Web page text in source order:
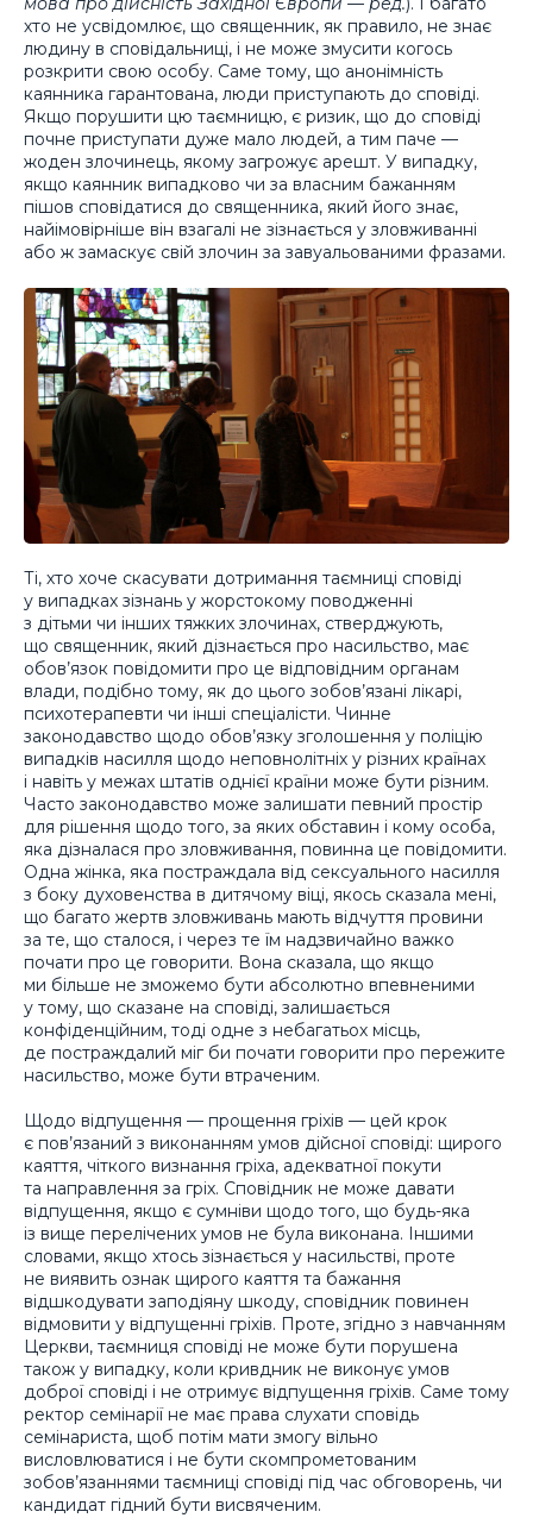
хто не усвідомлює, що священник, як правило, не знає
людину в сповідальниці, і не може змусити когось
розкрити свою особу. Саме тому, що анонімність
каянника гарантована, люди приступають до сповіді.
Якщо порушити цю таємницю, є ризик, що до сповіді
почне приступати дуже мало людей, а тим паче —
жоден злочинець, якому загрожує арешт. У випадку,
якщо каянник випадково чи за власним бажанням
пішов сповідатися до священника, який його знає,
найімовірніше він взагалі не зізнається у зловживанні
або ж замаскує свій злочин за завуальованими фразами.
Ті, хто хоче скасувати дотримання таємниці сповіді
у випадках зізнань у жорстокому поводженні
з дітьми чи інших тяжких злочинах, стверджують,
що священник, який дізнається про насильство, має
обов’язок повідомити про це відповідним органам
влади, подібно тому, як до цього зобов’язані лікарі,
психотерапевти чи інші спеціалісти. Чинне
законодавство щодо обов’язку зголошення у поліцію
випадків насилля щодо неповнолітніх у різних країнах
і навіть у межах штатів однієї країни може бути різним.
Часто законодавство може залишати певний простір
для рішення щодо того, за яких обставин і кому особа,
яка дізналася про зловживання, повинна це повідомити.
Одна жінка, яка постраждала від сексуального насилля
з боку духовенства в дитячому віці, якось сказала мені,
що багато жертв зловживань мають відчуття провини
за те, що сталося, і через те їм надзвичайно важко
почати про це говорити. Вона сказала, що якщо
ми більше не зможемо бути абсолютно впевненими
у тому, що сказане на сповіді, залишається
конфіденційним, тоді одне з небагатьох місць,
де постраждалий міг би почати говорити про пережите
насильство, може бути втраченим.
Щодо відпущення — прощення гріхів — цей крок
є пов’язаний з виконанням умов дійсної сповіді: щирого
каяття, чіткого визнання гріха, адекватної покути
та направлення за гріх. Сповідник не може давати
відпущення, якщо є сумніви щодо того, що будь-яка
із вище перелічених умов не була виконана. Іншими
словами, якщо хтось зізнається у насильстві, проте
не виявить ознак щирого каяття та бажання
відшкодувати заподіяну шкоду, сповідник повинен
відмовити у відпущенні гріхів. Проте, згідно з навчанням
Церкви, таємниця сповіді не може бути порушена
також у випадку, коли кривдник не виконує умов
доброї сповіді і не отримує відпущення гріхів. Саме тому
ректор семінарії не має права слухати сповідь
семінариста, щоб потім мати змогу вільно
висловлюватися і не бути скомпрометованим
зобов’язаннями таємниці сповіді під час обговорень, чи
кандидат гідний бути висвяченим.